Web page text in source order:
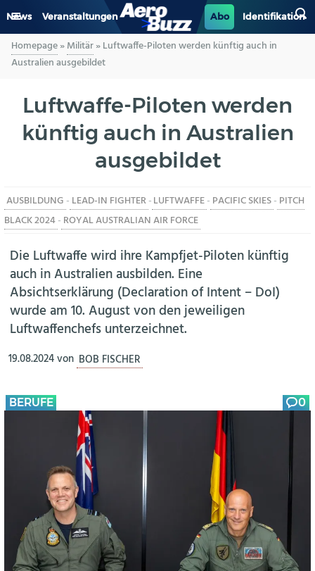
News Veranstaltungen Abo Identifikation
GENERAL AVIATION
LUFTVERKEHR
INDUSTRIE
BERUFE
AERO-KULTUR
Homepage»Militär»Luftwaffe-Piloten werden künftig auch in
Australien ausgebildet
Luftwaffe-Piloten werden
künftig auch in Australien
ausgebildet
AUSBILDUNG - LEAD-IN FIGHTER-LUFTWAFFE- PACIFIC SKIES- PITCH
BLACK 2024- ROYAL AUSTRALIAN AIR FORCE
Die Luftwaffe wird ihre Kampfjet-Piloten künftig
auch in Australien ausbilden. Eine
Absichtserklärung (Declaration of Intent – DoI)
wurde am 10. August von den jeweiligen
Luftwaffenchefs unterzeichnet.
19.08.2024von BOB FISCHER
BERUFE 0